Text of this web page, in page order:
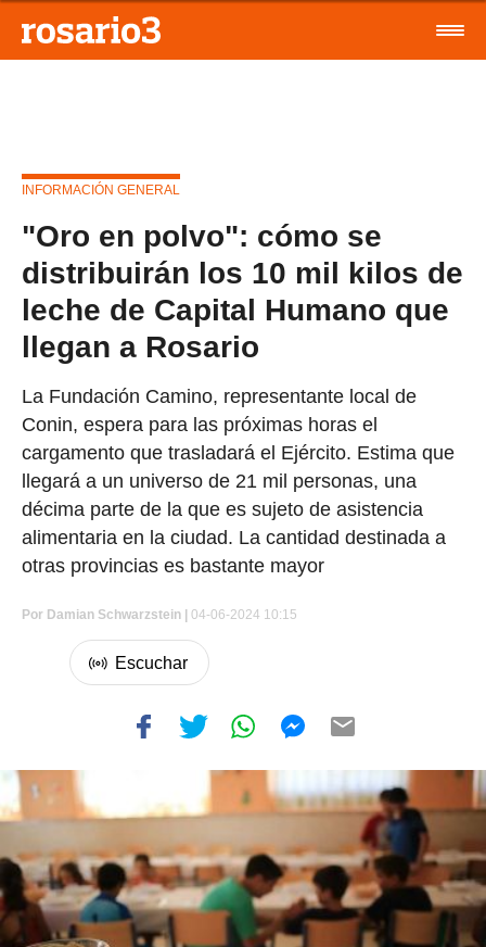
INFORMACIÓN GENERAL
"Oro en polvo": cómo se
distribuirán los 10 mil kilos de
leche de Capital Humano que
llegan a Rosario
La Fundación Camino, representante local de
Conin, espera para las próximas horas el
cargamento que trasladará el Ejército. Estima que
llegará a un universo de 21 mil personas, una
décima parte de la que es sujeto de asistencia
alimentaria en la ciudad. La cantidad destinada a
otras provincias es bastante mayor
Por Damian Schwarzstein 04-06-2024 10:15